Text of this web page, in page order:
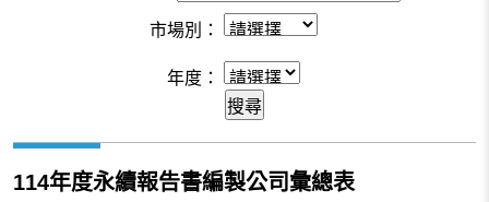
市場別：
年度：
114年度永續報告書編製公司彙總表